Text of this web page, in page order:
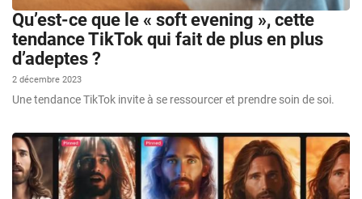
Qu’est-ce que le « soft evening », cette
tendance TikTok qui fait de plus en plus
d’adeptes ?
2 décembre 2023
Une tendance TikTok invite à se ressourcer et prendre soin de soi.